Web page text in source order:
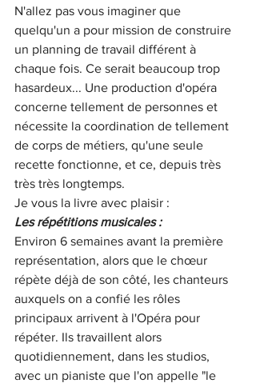
N'allez pas vous imaginer que
quelqu'un a pour mission de construire
un planning de travail différent à
chaque fois. Ce serait beaucoup trop
hasardeux... Une production d'opéra
concerne tellement de personnes et
nécessite la coordination de tellement
de corps de métiers, qu'une seule
recette fonctionne, et ce, depuis très
très très longtemps.
Je vous la livre avec plaisir :
Les répétitions musicales :
Environ 6 semaines avant la première
représentation, alors que le chœur
répète déjà de son côté, les chanteurs
auxquels on a confié les rôles
principaux arrivent à l'Opéra pour
répéter. Ils travaillent alors
quotidiennement, dans les studios,
avec un pianiste que l'on appelle "le